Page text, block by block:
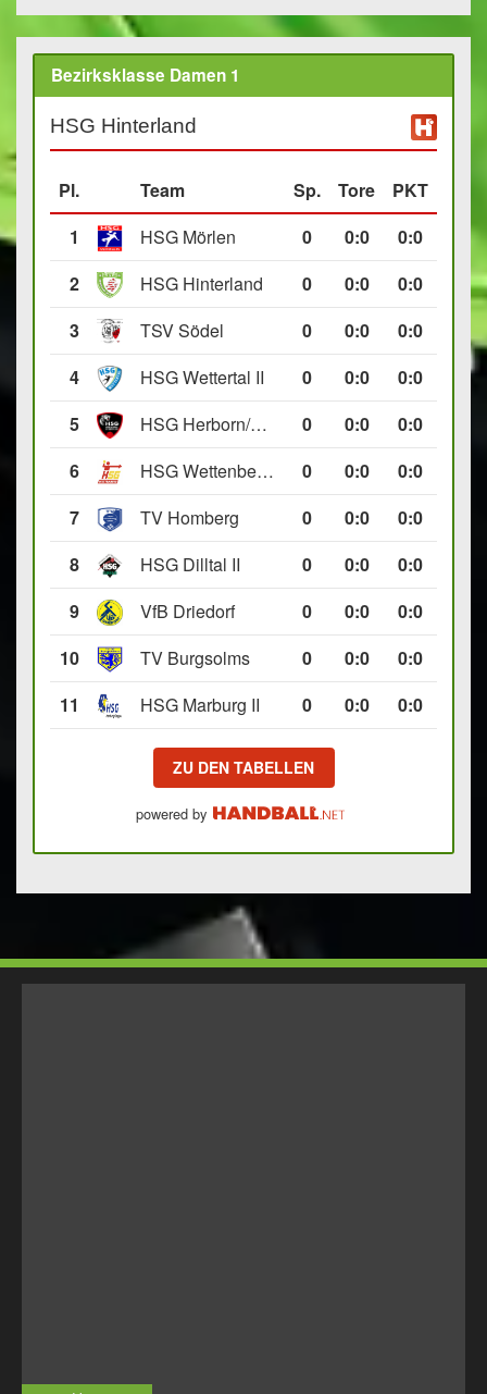
Bezirksklasse Damen 1
HSG Hinterland
Pl. Team Sp. Tore
PKT
1
HSG Mörlen 0 0:0
0:0
2
HSG Hinterland 0 0:0
0:0
3
TSV Södel 0 0:0
0:0
4
HSG Wettertal II 0 0:0
0:0
5
HSG Herborn/Seelbach 0 0:0
0:0
6
HSG Wettenberg III 0 0:0
0:0
7
TV Homberg 0 0:0
0:0
8
HSG Dilltal II 0 0:0
0:0
9
VfB Driedorf 0 0:0
0:0
10
TV Burgsolms 0 0:0
0:0
11
HSG Marburg II 0 0:0 0:0
ZU DEN TABELLEN
powered by